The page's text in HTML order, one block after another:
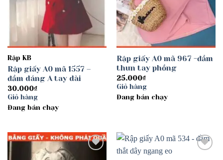
Rập KB
Rập giấy A0 mã 1557 –
đầm dáng A tay dài
30.000₫
Giỏ hàng
Đang bán chạy
Rập giấy A0 mã 967 -đầm
thun tay phồng
25.000₫
Giỏ hàng
Đang bán chạy